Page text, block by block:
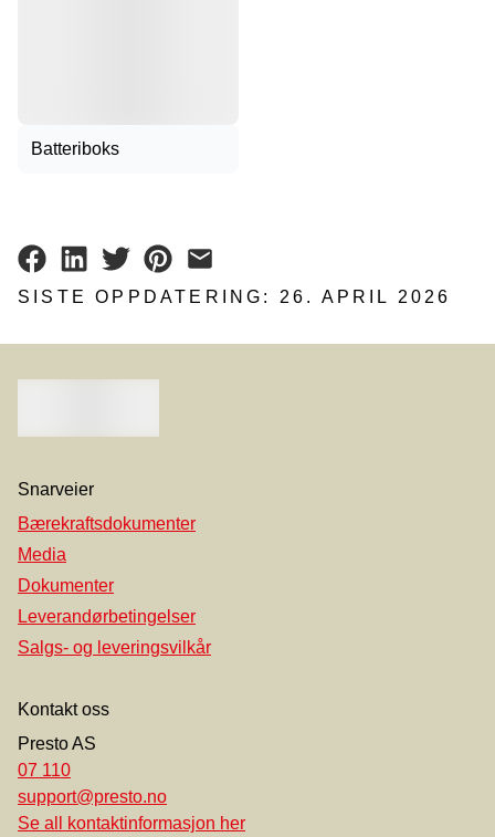
Batteriboks
SISTE OPPDATERING:26. APRIL 2026
Snarveier
Bærekraftsdokumenter
Media
Dokumenter
Leverandørbetingelser
Salgs- og leveringsvilkår
Kontakt oss
Presto AS
07 110
support@presto.no
Se all kontaktinformasjon her